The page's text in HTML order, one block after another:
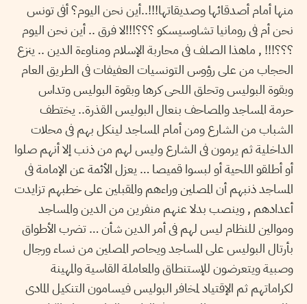
منها أمام أصدقائها وصديقاتها!!!..أين نحن اليوم؟ أفى تونس
نحن أم فى رومانيا تشاوسيسكو ؟؟؟!!!لا فرق .. أين نحن اليوم
؟؟؟!!! , ماهذا الصلف فى محاربة الإسلام ومناوءة الدين .. ينزع
الحجاب من على رؤوس التونسيات العفيفات فى الطريق العام
وبقوة البوليس وتحلق اللحى كرها وبقوة البوليس وتداس
حرمة المساجد والمصاحف بنعال البوليس القذرة.. يختطف
الشباب من الشارع ومن أمام المساجد لينكل بهم فى محلات
الداخلية ثم يرمون فى الشارع وليس لهم من ذنب إلا أنهم صلوا
أو أطلقو اللحية أو لبسوا قميصا … يعزل الأئمة عن الإمامة فى
المساجد ذنبهم أن المصلين وراءهم والمقبلين على خطبهم تزايدت
أعدادهم , وينصب بدلا عنهم منفرين من الدين والمساجد
وموالين للنظام ليس لهم فى أمر الدين شأن … تضرب الأطواق
بأرتال البوليس على المساجد ويحاصر المصلين من نساء ورجال
وصبية ويتعرضون للإستنطاق والمعاملة القاسية والمهينة
لكراماتهم ثم الإقتياد لمخافر البوليس فيسامون التنكيل المادى